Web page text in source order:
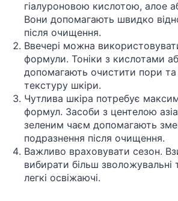
гіалуроновою кислотою, алое
Вони допомагають швидко
після очищення.
Ввечері можна
формули. Тоніки з кислотами
допомагають очистити пори та
текстуру шкіри.
Чутлива шкіра потребує
формул. Засоби з центелою
зеленим чаєм допомагають
подразнення після очищення.
Важливо враховувати сезон.
вибирати більш зволожувальні
легкі освіжаючі.